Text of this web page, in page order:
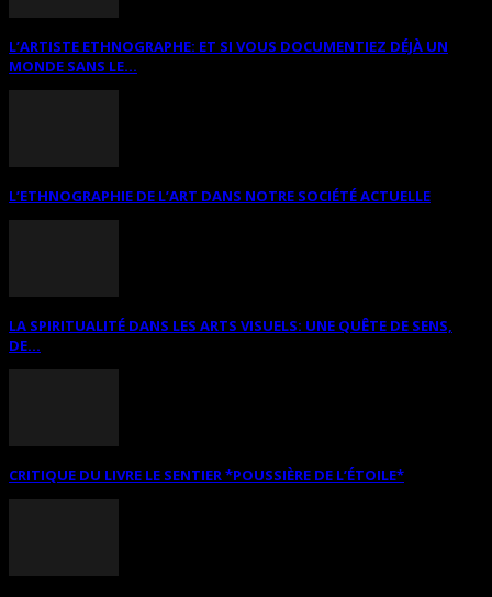
L’ARTISTE ETHNOGRAPHE: ET SI VOUS DOCUMENTIEZ DÉJÀ UN
MONDE SANS LE...
L’ETHNOGRAPHIE DE L’ART DANS NOTRE SOCIÉTÉ ACTUELLE
LA SPIRITUALITÉ DANS LES ARTS VISUELS: UNE QUÊTE DE SENS,
DE...
CRITIQUE DU LIVRE LE SENTIER *POUSSIÈRE DE L’ÉTOILE*